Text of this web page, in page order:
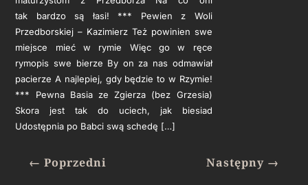
tak bardzo są łasi! *** Pewien z Woli
Przedborskiej – Kazimierz Też powinien swe
miejsce mieć w rymie Więc go w ręce
rymopis swe bierze By on za nas odmawiał
pacierze A najlepiej, gdy będzie to w Rzymie!
*** Pewna Basia ze Zgierza (bez Grzesia)
Skora jest tak do uciech, jak biesiad
Udostępnia po Babci swą schedę […]
←Poprzedni Następny→